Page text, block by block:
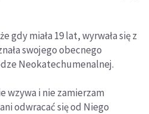
gdy miała 19 lat, wyrwała się z
swojego obecnego
Neokatechumenalnej.
wzywa i nie zamierzam
odwracać się od Niego